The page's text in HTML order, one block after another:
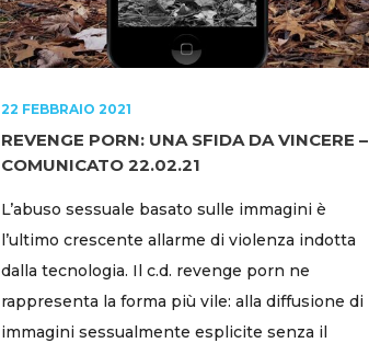
22 FEBBRAIO 2021
REVENGE PORN: UNA SFIDA DA VINCERE –
COMUNICATO 22.02.21
L’abuso sessuale basato sulle immagini è
l’ultimo crescente allarme di violenza indotta
dalla tecnologia. Il c.d. revenge porn ne
rappresenta la forma più vile: alla diffusione di
immagini sessualmente esplicite senza il